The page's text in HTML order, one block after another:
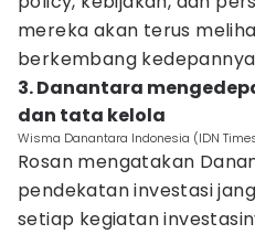
mereka akan terus
berkembang
3. Danantara
dan tata kelola
Wisma Danantara Indonesia (IDN
Rosan mengatakan
pendekatan investasi
setiap kegiatan